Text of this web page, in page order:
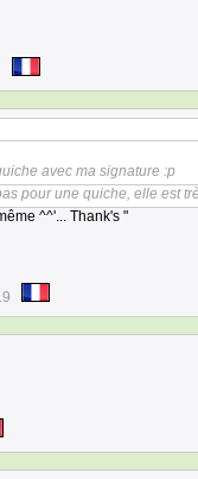
avec ma signature :p
pour une quiche, elle est
^^'... Thank's "